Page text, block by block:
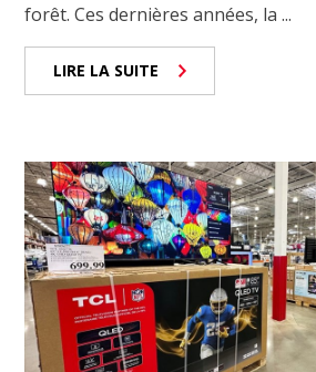
forêt. Ces dernières années, la ...
LIRE LA SUITE